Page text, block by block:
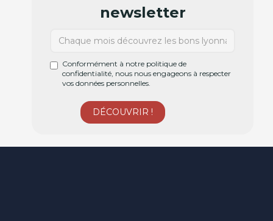
newsletter
Conformément à notre politique de
confidentialité, nous nous engageons à respecter
vos données personnelles.